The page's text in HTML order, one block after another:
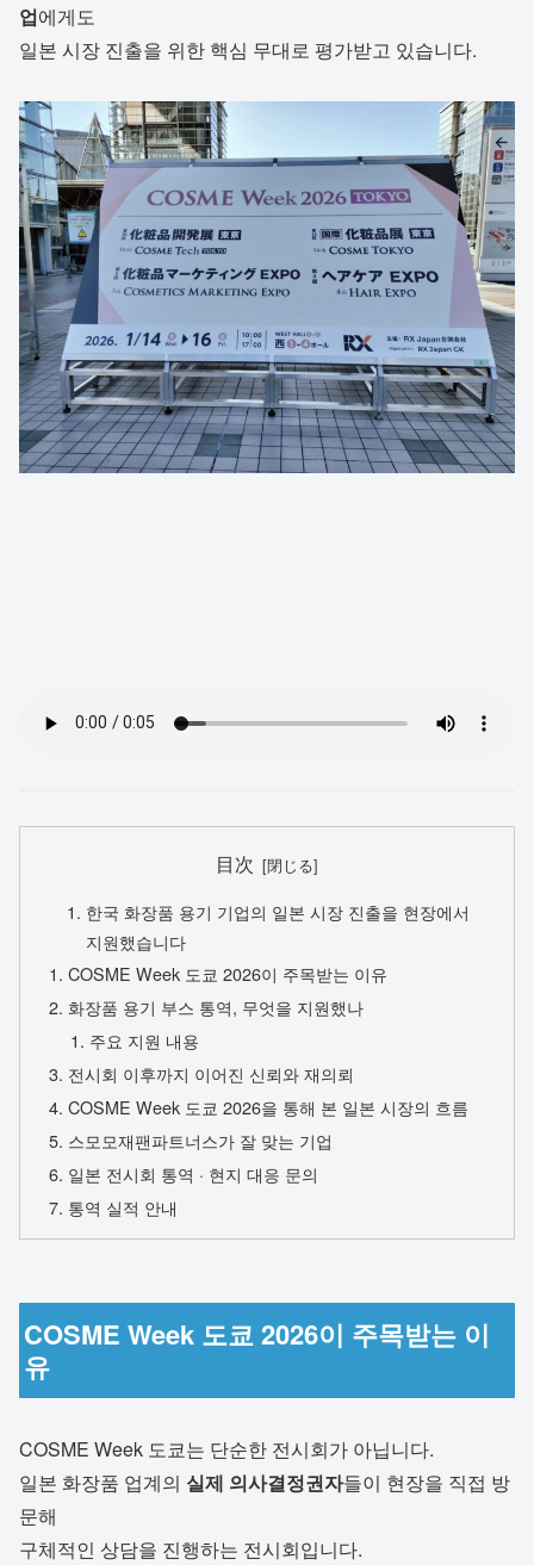
업에게도
일본 시장 진출을 위한 핵심 무대로 평가받고 있습니다.
目次
한국 화장품 용기 기업의 일본 시장 진출을 현장에서
지원했습니다
COSME Week 도쿄 2026이 주목받는 이유
화장품 용기 부스 통역, 무엇을 지원했나
주요 지원 내용
전시회 이후까지 이어진 신뢰와 재의뢰
COSME Week 도쿄 2026을 통해 본 일본 시장의 흐름
스모모재팬파트너스가 잘 맞는 기업
일본 전시회 통역 · 현지 대응 문의
통역 실적 안내
COSME Week 도쿄 2026이 주목받는 이
유
COSME Week 도쿄는 단순한 전시회가 아닙니다.
일본 화장품 업계의 실제 의사결정권자들이 현장을 직접 방
문해
구체적인 상담을 진행하는 전시회입니다.